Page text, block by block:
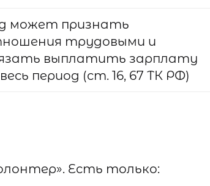
может признать
трудовыми и
выплатить зарплату
период (ст. 16, 67 ТК РФ)
Есть только: